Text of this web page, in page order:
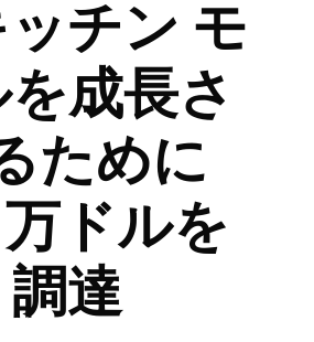
ッチン モ
成長さ
ために
ドルを
調達